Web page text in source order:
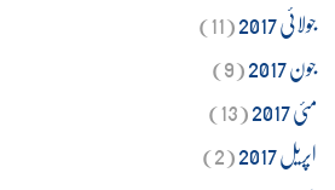
جولائی 2017
(11)
جون 2017
(9)
مئی 2017
(13)
اپریل 2017
(2)